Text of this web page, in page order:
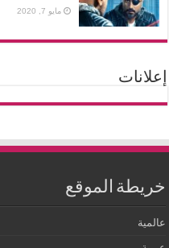
مايو 7, 2020
إعلانات
خريطة الموقع
عالمية